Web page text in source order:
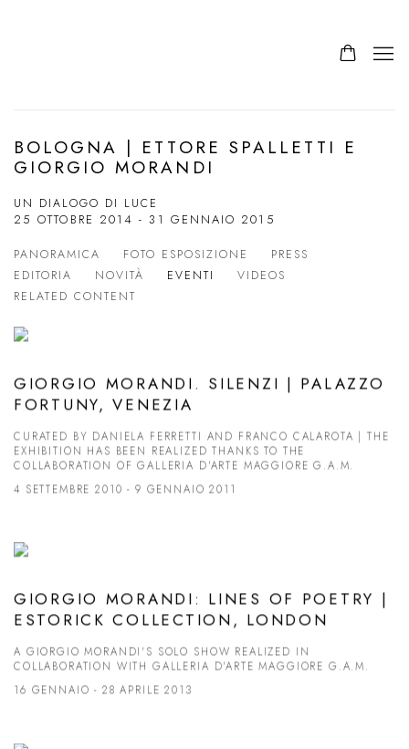
BOLOGNA | ETTORE SPALLETTI E
GIORGIO MORANDI
UN DIALOGO DI LUCE
25 OTTOBRE 2014 - 31 GENNAIO 2015
PANORAMICA FOTO ESPOSIZIONE
PRESS
EDITORIA
NOVITÀ EVENTI
VIDEOS
RELATED CONTENT
GIORGIO MORANDI. SILENZI | PALAZZO
FORTUNY, VENEZIA
CURATED BY DANIELA FERRETTI AND FRANCO CALAROTA | THE
EXHIBITION HAS BEEN REALIZED THANKS TO THE
COLLABORATION OF GALLERIA D'ARTE MAGGIORE G.A.M.
4 SETTEMBRE 2010 - 9 GENNAIO 2011
GIORGIO MORANDI: LINES OF POETRY |
ESTORICK COLLECTION, LONDON
A GIORGIO MORANDI'S SOLO SHOW REALIZED IN
COLLABORATION WITH GALLERIA D'ARTE MAGGIORE G.A.M.
16 GENNAIO - 28 APRILE 2013